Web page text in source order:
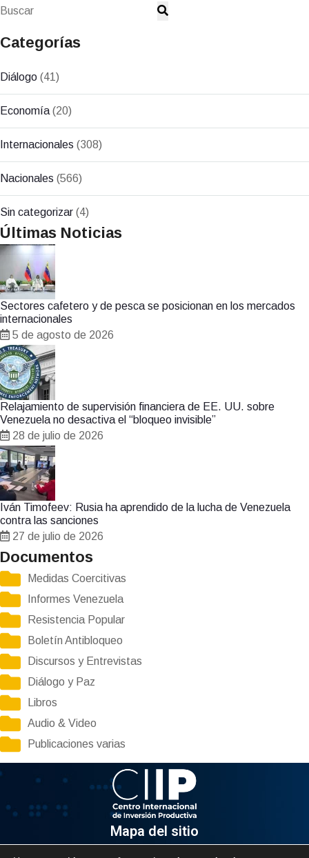
Categorías
Diálogo (41)
Economía (20)
Internacionales (308)
Nacionales (566)
Sin categorizar (4)
Últimas Noticias
Sectores cafetero y de pesca se posicionan en los mercados
internacionales
5 de agosto de 2026
Relajamiento de supervisión financiera de EE. UU. sobre
Venezuela no desactiva el “bloqueo invisible”
28 de julio de 2026
Iván Timofeev: Rusia ha aprendido de la lucha de Venezuela
contra las sanciones
27 de julio de 2026
Documentos
Medidas Coercitivas
Informes Venezuela
Resistencia Popular
Boletín Antibloqueo
Discursos y Entrevistas
Diálogo y Paz
Libros
Audio & Video
Publicaciones varias
Mapa del sitio